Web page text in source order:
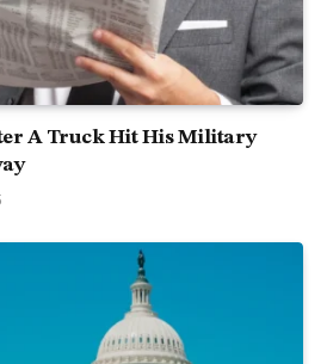
A Truck Hit His Military